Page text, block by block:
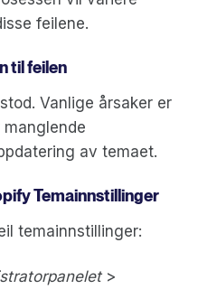
feilene.
til feilen
Vanlige årsaker er
av temaet.
Temainnstillinger
temainnstillinger:
>